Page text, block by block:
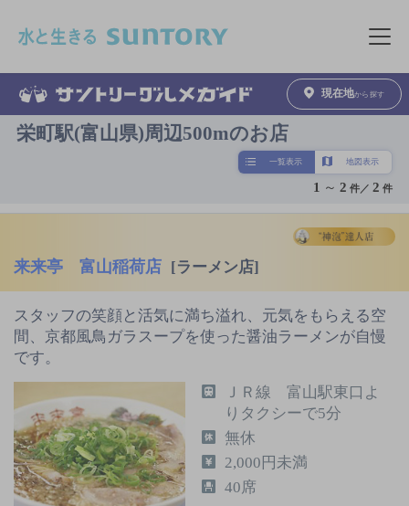
メニュ
現在地から探す
栄町駅(富山県)周辺500mのお店
一覧表示 地図表示
1 ～ 2 件／2 件
来来亭 富山稲荷店 [ラーメン店]
スタッフの笑顔と活気に満ち溢れ、元気をもらえる空
間、京都風鳥ガラスープを使った醤油ラーメンが自慢
です。
ＪＲ線 富山駅東口よ
りタクシーで5分
無休
2,000円未満
40席